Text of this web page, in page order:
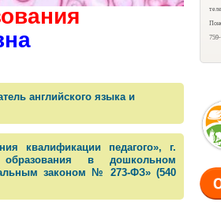
английского языка и
квалификации педагого», г.
образования в дошкольном
законом № 273-ФЗ» (540